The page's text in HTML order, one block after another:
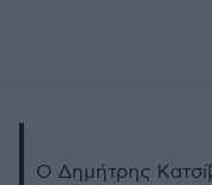
Ο Δημήτρης